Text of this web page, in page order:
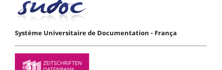
Système Universitaire de Documentation - França